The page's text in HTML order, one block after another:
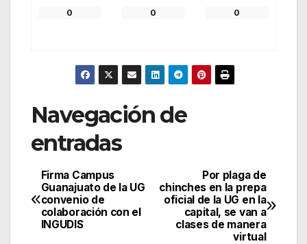
0 0 0
Navegación de
entradas
Por plaga de
chinches en la prepa
oficial de la UG en la
capital, se van a
clases de manera
virtual
Firma Campus
Guanajuato de la UG
convenio de
colaboración con el
INGUDIS